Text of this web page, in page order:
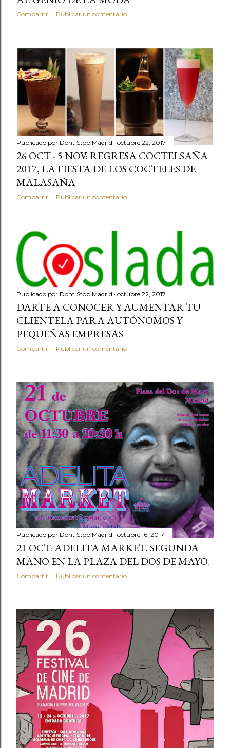
Compartir Publicar un comentario
Publicado por Dont Stop Madrid octubre 22, 2017
26 OCT - 5 NOV: REGRESA COCTELSAÑA
2017, LA FIESTA DE LOS COCTELES DE
MALASAÑA
Compartir Publicar un comentario
Publicado por Dont Stop Madrid octubre 22, 2017
DARTE A CONOCER Y AUMENTAR TU
CLIENTELA PARA AUTÓNOMOS Y
PEQUEÑAS EMPRESAS
Compartir Publicar un comentario
Publicado por Dont Stop Madrid octubre 16, 2017
21 OCT: ADELITA MARKET, SEGUNDA
MANO EN LA PLAZA DEL DOS DE MAYO.
Compartir Publicar un comentario